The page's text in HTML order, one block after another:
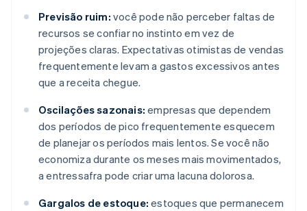
Previsão ruim: você pode não perceber faltas de
recursos se confiar no instinto em vez de
projeções claras. Expectativas otimistas de vendas
frequentemente levam a gastos excessivos antes
que a receita chegue.
Oscilações sazonais: empresas que dependem
dos períodos de pico frequentemente esquecem
de planejar os períodos mais lentos. Se você não
economiza durante os meses mais movimentados,
a entressafra pode criar uma lacuna dolorosa.
Gargalos de estoque: estoques que permanecem